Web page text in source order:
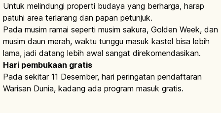
Untuk melindungi properti budaya yang berharga, harap
patuhi area terlarang dan papan petunjuk.
Pada musim ramai seperti musim sakura, Golden Week, dan
musim daun merah, waktu tunggu masuk kastel bisa lebih
lama, jadi datang lebih awal sangat direkomendasikan.
Hari pembukaan gratis
Pada sekitar 11 Desember, hari peringatan pendaftaran
Warisan Dunia, kadang ada program masuk gratis.